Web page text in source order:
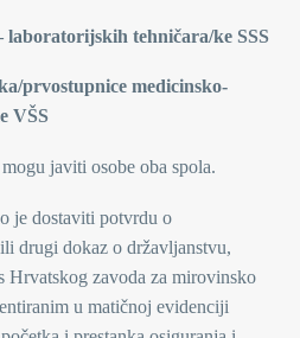
tehničara/ke SSS
prvostupnice medicinsko-
VŠS
javiti osobe oba spola.
je dostaviti potvrdu o
drugi dokaz o državljanstvu,
zavoda za mirovinsko
u matičnoj evidenciji